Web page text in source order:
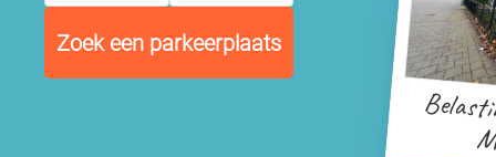
Zoek een parkeerplaats